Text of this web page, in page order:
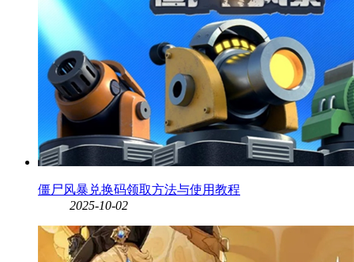
僵尸风暴兑换码领取方法与使用教程
2025-10-02